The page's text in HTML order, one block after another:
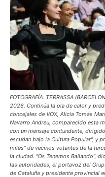
FOTOGRAFÍA. TERRASSA
2026. Continúa la ola de calor y
concejales de VOX, Alicia Tomás
Navarro Andreu, comparecido esta
con un mensaje contundente,
escudan bajo la Cultura Popular", y
miles" de vecinos votantes de la
la ciudad. "Os Tenemos Bailando",
las autoridades, el portavoz del
de Cataluña y presidente provincial